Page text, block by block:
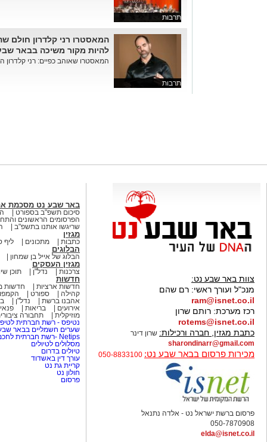
תרבות
תרבות
המאסטרו רני קלדרון חולם
להיות מקור משיכה בבאר
המאסטרו שאוהב כפיים: רני קלדרון
צוות באר שבע נט:
מנכ"ל ועורך ראשי: רם שהם
ram@isnet.co.il
רכז מערכת: רותם שרון
rotems@isnet.co.il
כתבת מגזין, חברה ורכילות: שרון דינר
sharondinarr@gmail.com
מכירות פרסום בבאר שבע נט: 050-8833100
פרסום ברשת ישראל נט - אלדה נתנאל
050-7870908
elda@isnet.co.il
באר שבע נט מסכמת
סיכום תשפ"ב בספורט
הפרסומים הראשונים
שריגשו אותנו בתשפ"ב
מגזין
כתבות מתכונים ליף
הבלוגים
הבלוג של אייל בן שמחון
מגזין העסקים
צרכנות נדל"ן תוכן
חדשות
חדשות ארציות
חדשות
קהילה
ספורט
אהבנו ברשת
נדל"ן
אירועים
בריאות
מוזיקלית
תחבורה
נטיפס - רשת חברתית
שערים חשמליים בבאר
Netips -רשת חברתית לחכמת ההמונים
מסלולים לטיולים
טיולים בדרום
עורך דין באשדוד
קריית גת נט
חולון נט
פרסום